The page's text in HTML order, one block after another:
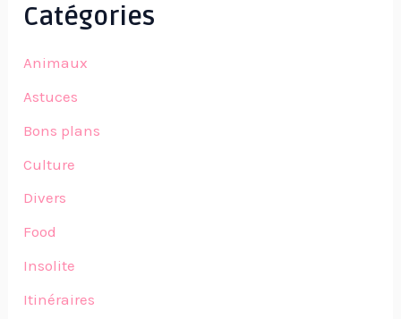
Catégories
Animaux
Astuces
Bons plans
Culture
Divers
Food
Insolite
Itinéraires